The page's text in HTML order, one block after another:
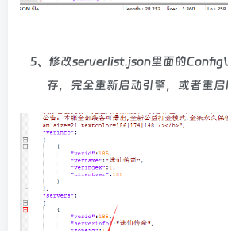
5、修改serverlist.json里面的
存，完全重新启动引擎，或者重启